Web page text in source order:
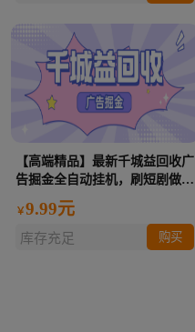
【高端精品】最新千城益回收广
告掘金全自动挂机，刷短剧做任
务单日收益5+【协议脚本+使用
教程】
￥9.99元
库存充足 购买